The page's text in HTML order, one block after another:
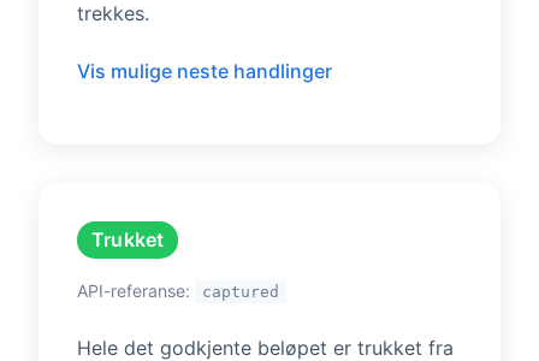
trekkes.
Vis mulige neste handlinger
Trukket
API-referanse: captured
Hele det godkjente beløpet er trukket fra